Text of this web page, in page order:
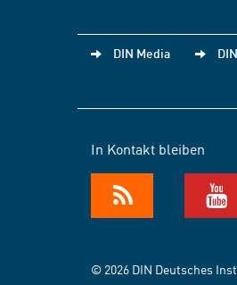
DIN Media
In Kontakt bleiben
© 2026 DIN Deutsches